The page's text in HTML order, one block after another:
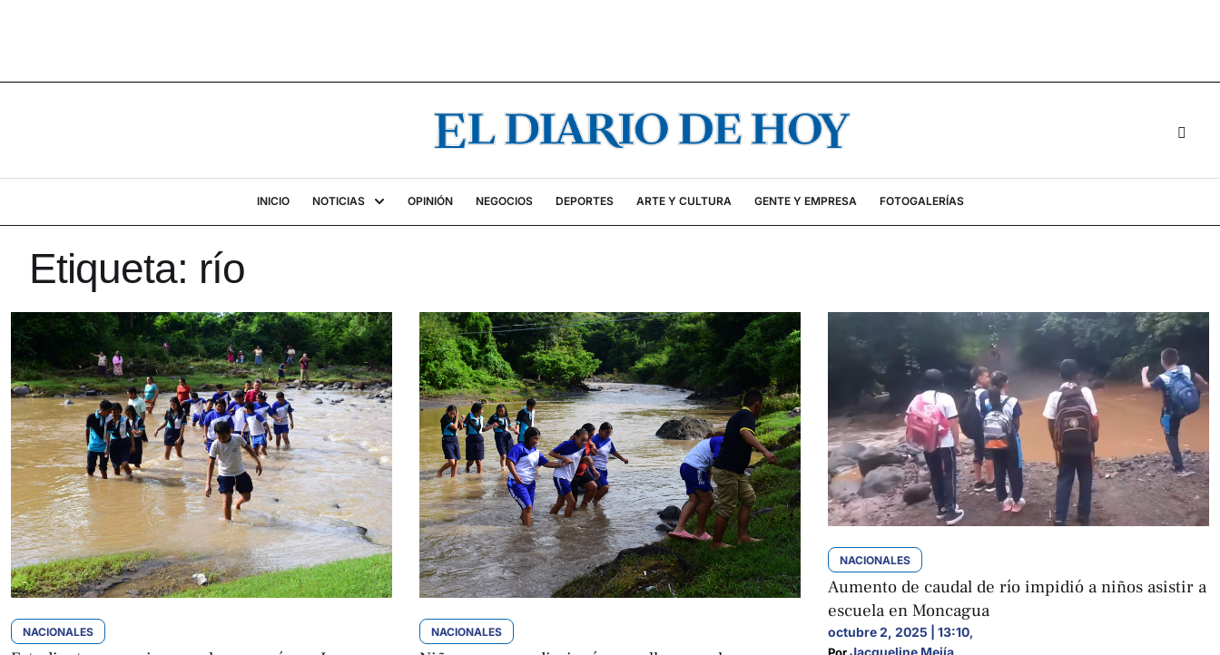
INICIO NOTICIAS OPINIÓN NEGOCIOS DEPORTES ARTE Y CULTURA GENTE Y EMPRESA FOTOGALERÍAS
Etiqueta: río
NACIONALES NACIONALES
NACIONALES
Aumento de caudal de río impidió a niños asistir a
escuela en Moncagua
octubre 2, 2025 | 13:10,